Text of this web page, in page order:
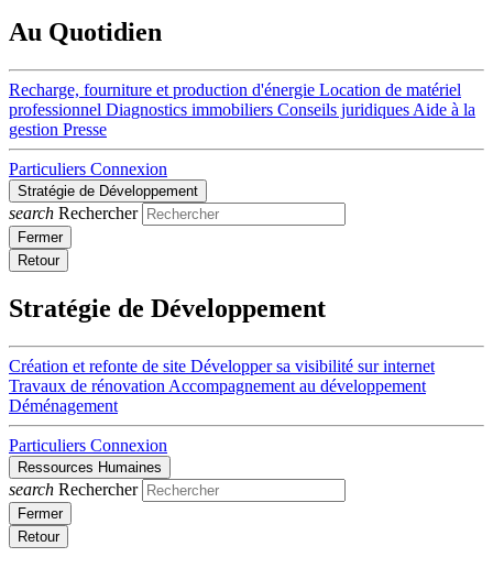
Au Quotidien
Recharge, fourniture et production d'énergie Location de matériel
professionnel Diagnostics immobiliers Conseils juridiques Aide à la
gestion Presse
Particuliers Connexion
Stratégie de Développement
search Rechercher
Fermer
Retour
Stratégie de Développement
Création et refonte de site Développer sa visibilité sur internet
Travaux de rénovation Accompagnement au développement
Déménagement
Particuliers Connexion
Ressources Humaines
search Rechercher
Fermer
Retour